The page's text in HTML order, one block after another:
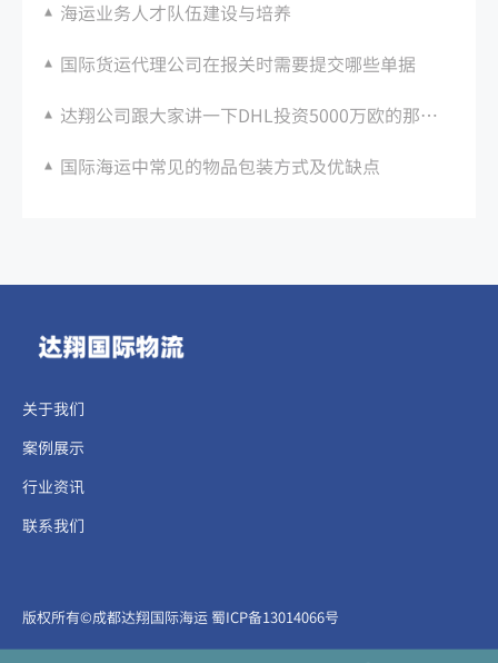
海运业务人才队伍建设与培养
国际货运代理公司在报关时需要提交哪些单据
达翔公司跟大家讲一下DHL投资5000万欧的那些事
国际海运中常见的物品包装方式及优缺点
关于我们
案例展示
行业资讯
联系我们
​​​版权所有©成都达翔国际海运 蜀ICP备13014066号